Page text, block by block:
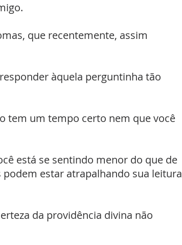
que recentemente, assim
àquela perguntinha tão
tem um tempo certo nem que você
está se sentindo menor do que de
estar atrapalhando sua leitura
da providência divina não